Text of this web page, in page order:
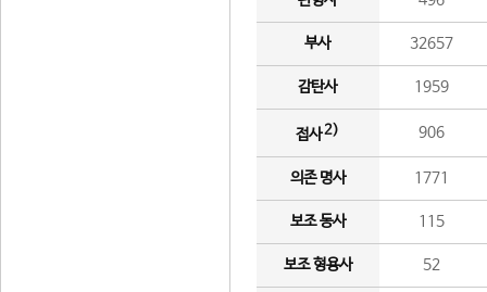
부사 32657
감탄사 1959
접사2) 906
의존 명사 1771
보조 동사 115
보조 형용사 52